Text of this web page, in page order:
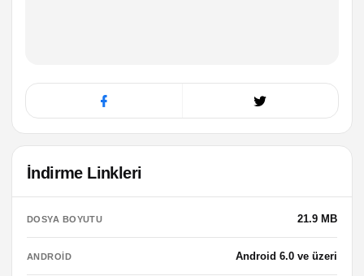
İndirme Linkleri
DOSYA BOYUTU 21.9 MB
ANDROID Android 6.0 ve üzeri